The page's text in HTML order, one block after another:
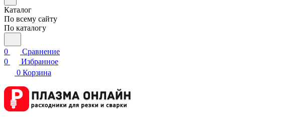
Каталог
По всему сайту
По каталогу
0
Сравнение
0
Избранное
0 Корзина